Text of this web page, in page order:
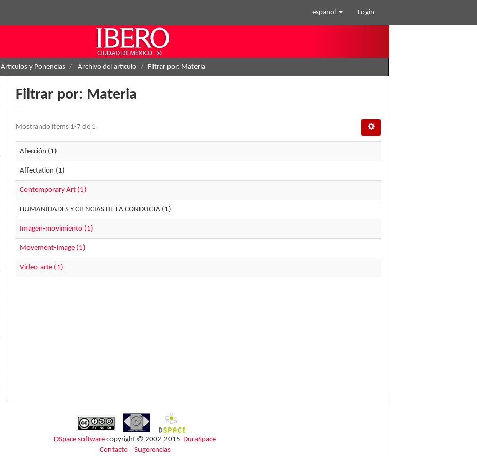
español Login
Artículos y Ponencias Archivo del artículo Filtrar por: Materia
Filtrar por: Materia
Mostrando ítems 1-7 de 1
Afección (1)
Affectation (1)
Contemporary Art (1)
HUMANIDADES Y CIENCIAS DE LA CONDUCTA (1)
Imagen-movimiento (1)
Movement-image (1)
Video-arte (1)
DSpace software copyright © 2002-2015 DuraSpace
Contacto| Sugerencias